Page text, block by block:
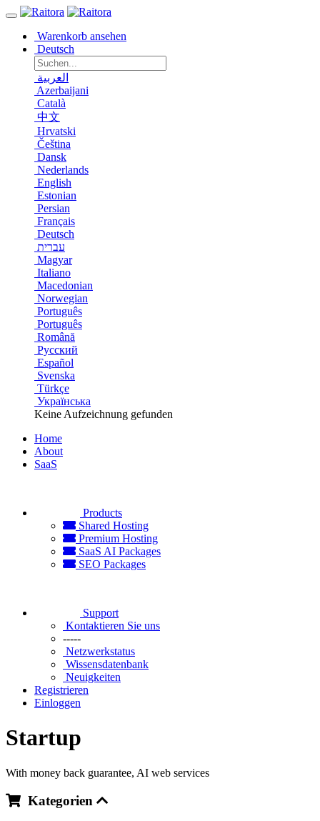
Warenkorb ansehen
Deutsch
العربية
Azerbaijani
Català
中文
Hrvatski
Čeština
Dansk
Nederlands
English
Estonian
Persian
Français
Deutsch
עברית
Magyar
Italiano
Macedonian
Norwegian
Português
Português
Română
Русский
Español
Svenska
Türkçe
Українська
Keine Aufzeichnung gefunden
Home
About
SaaS
Products
Shared Hosting
Premium Hosting
SaaS AI Packages
SEO Packages
Support
Kontaktieren Sie uns
-----
Netzwerkstatus
Wissensdatenbank
Neuigkeiten
Registrieren
Einloggen
Startup
With money back guarantee, AI web services
Kategorien